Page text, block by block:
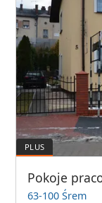
Pokoje
63-100 Śrem